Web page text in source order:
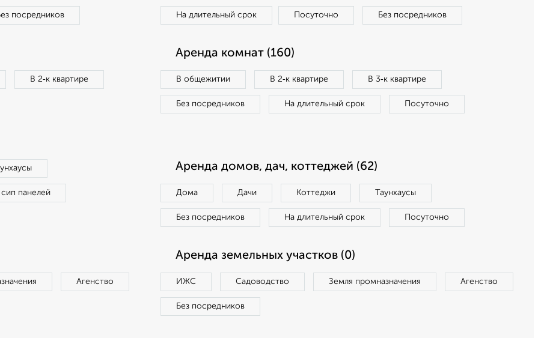
посредников На длительный срок Посуточно Без посредников
В 2‑к квартире
Аренда комнат (160)
В общежитии В 2‑к квартире В 3‑к квартире
Без посредников На длительный срок Посуточно
сип панелей
Аренда домов, дач, коттеджей (62)
Дома Дачи Коттеджи Таунхаусы
Без посредников На длительный срок Посуточно
Агенство
Аренда земельных участков (0)
ИЖС Садоводство Земля промназначения Агенство
Без посредников